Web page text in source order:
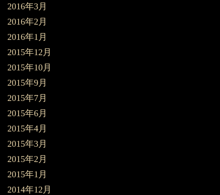
2016年3月
2016年2月
2016年1月
2015年12月
2015年10月
2015年9月
2015年7月
2015年6月
2015年4月
2015年3月
2015年2月
2015年1月
2014年12月